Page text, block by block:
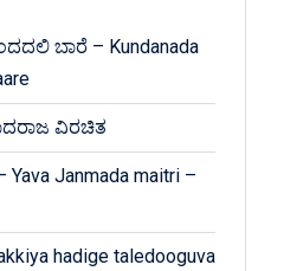
ಬಾರೆ – Kundanada
ವಿರಚಿತ
Janmada maitri –
hadige taledooguva